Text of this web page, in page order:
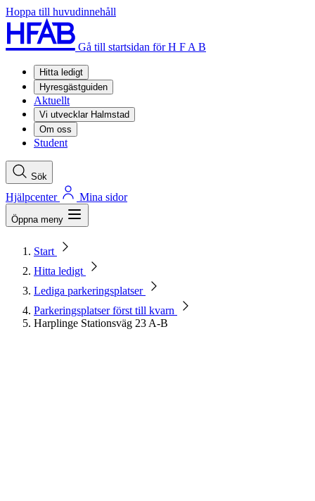
Hoppa till huvudinnehåll
Gå till startsidan för H F A B
Hitta ledigt
Hyresgästguiden
Aktuellt
Vi utvecklar Halmstad
Om oss
Student
Sök
Hjälpcenter Mina sidor
Öppna meny
Start
Hitta ledigt
Lediga parkeringsplatser
Parkeringsplatser först till kvarn
Harplinge Stationsväg 23 A-B